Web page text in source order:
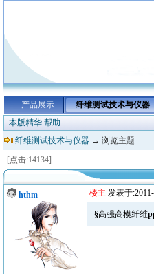
产品展示 纤维测试技术与仪器
本版精华 帮助
纤维测试技术与仪器 → 浏览主题
[点击:14134]
hthm 楼主 发表于
§高强高模纤维